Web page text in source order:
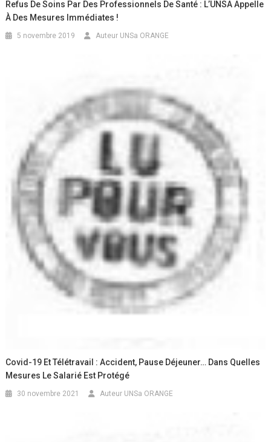
Refus De Soins Par Des Professionnels De Santé : L’UNSA Appelle
À Des Mesures Immédiates !
5 novembre 2019 Auteur UNSa ORANGE
Covid-19 Et Télétravail : Accident, Pause Déjeuner… Dans Quelles
Mesures Le Salarié Est Protégé
30 novembre 2021 Auteur UNSa ORANGE